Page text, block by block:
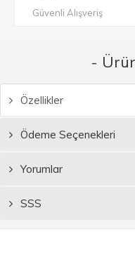
Güvenli Alışveriş
-
Özellikler
Ödeme Seçenekleri
Yorumlar
SSS